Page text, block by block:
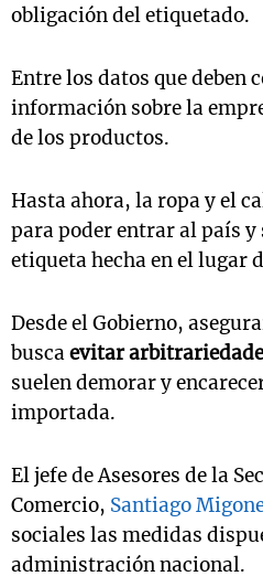
obligación del etiquetado.
Entre los datos que deben
información sobre la
de los productos.
Hasta ahora, la ropa y el
para poder entrar al país y
etiqueta hecha en el lugar
Desde el Gobierno,
buscaevitar
suelen demorar y
importada.
El jefe de Asesores de la
Comercio, Santiago
sociales las medidas
administración nacional.